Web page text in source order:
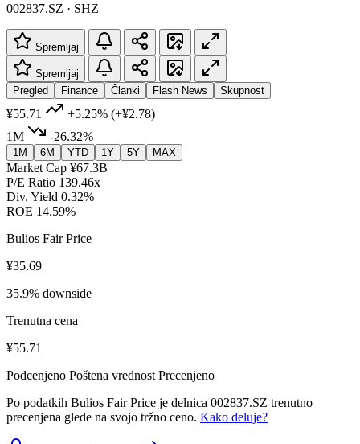
002837.SZ · SHZ
Spremljaj
Spremljaj
Pregled
Finance Članki Flash News Skupnost
¥55.71 +5.25% (+¥2.78)
1M
-26.32%
1M 6M YTD 1Y 5Y MAX
Market Cap ¥67.3B
P/E Ratio 139.46x
Div. Yield 0.32%
ROE 14.59%
Bulios Fair Price
¥35.69
35.9% downside
Trenutna cena
¥55.71
Podcenjeno Poštena vrednost Precenjeno
Po podatkih Bulios Fair Price je delnica 002837.SZ trenutno
precenjena glede na svojo tržno ceno. Kako deluje?